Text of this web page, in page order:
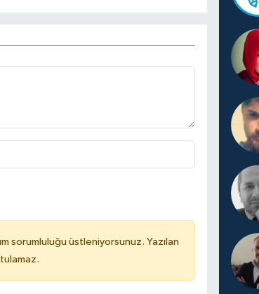
sorumluluğu üstleniyorsunuz. Yazılan